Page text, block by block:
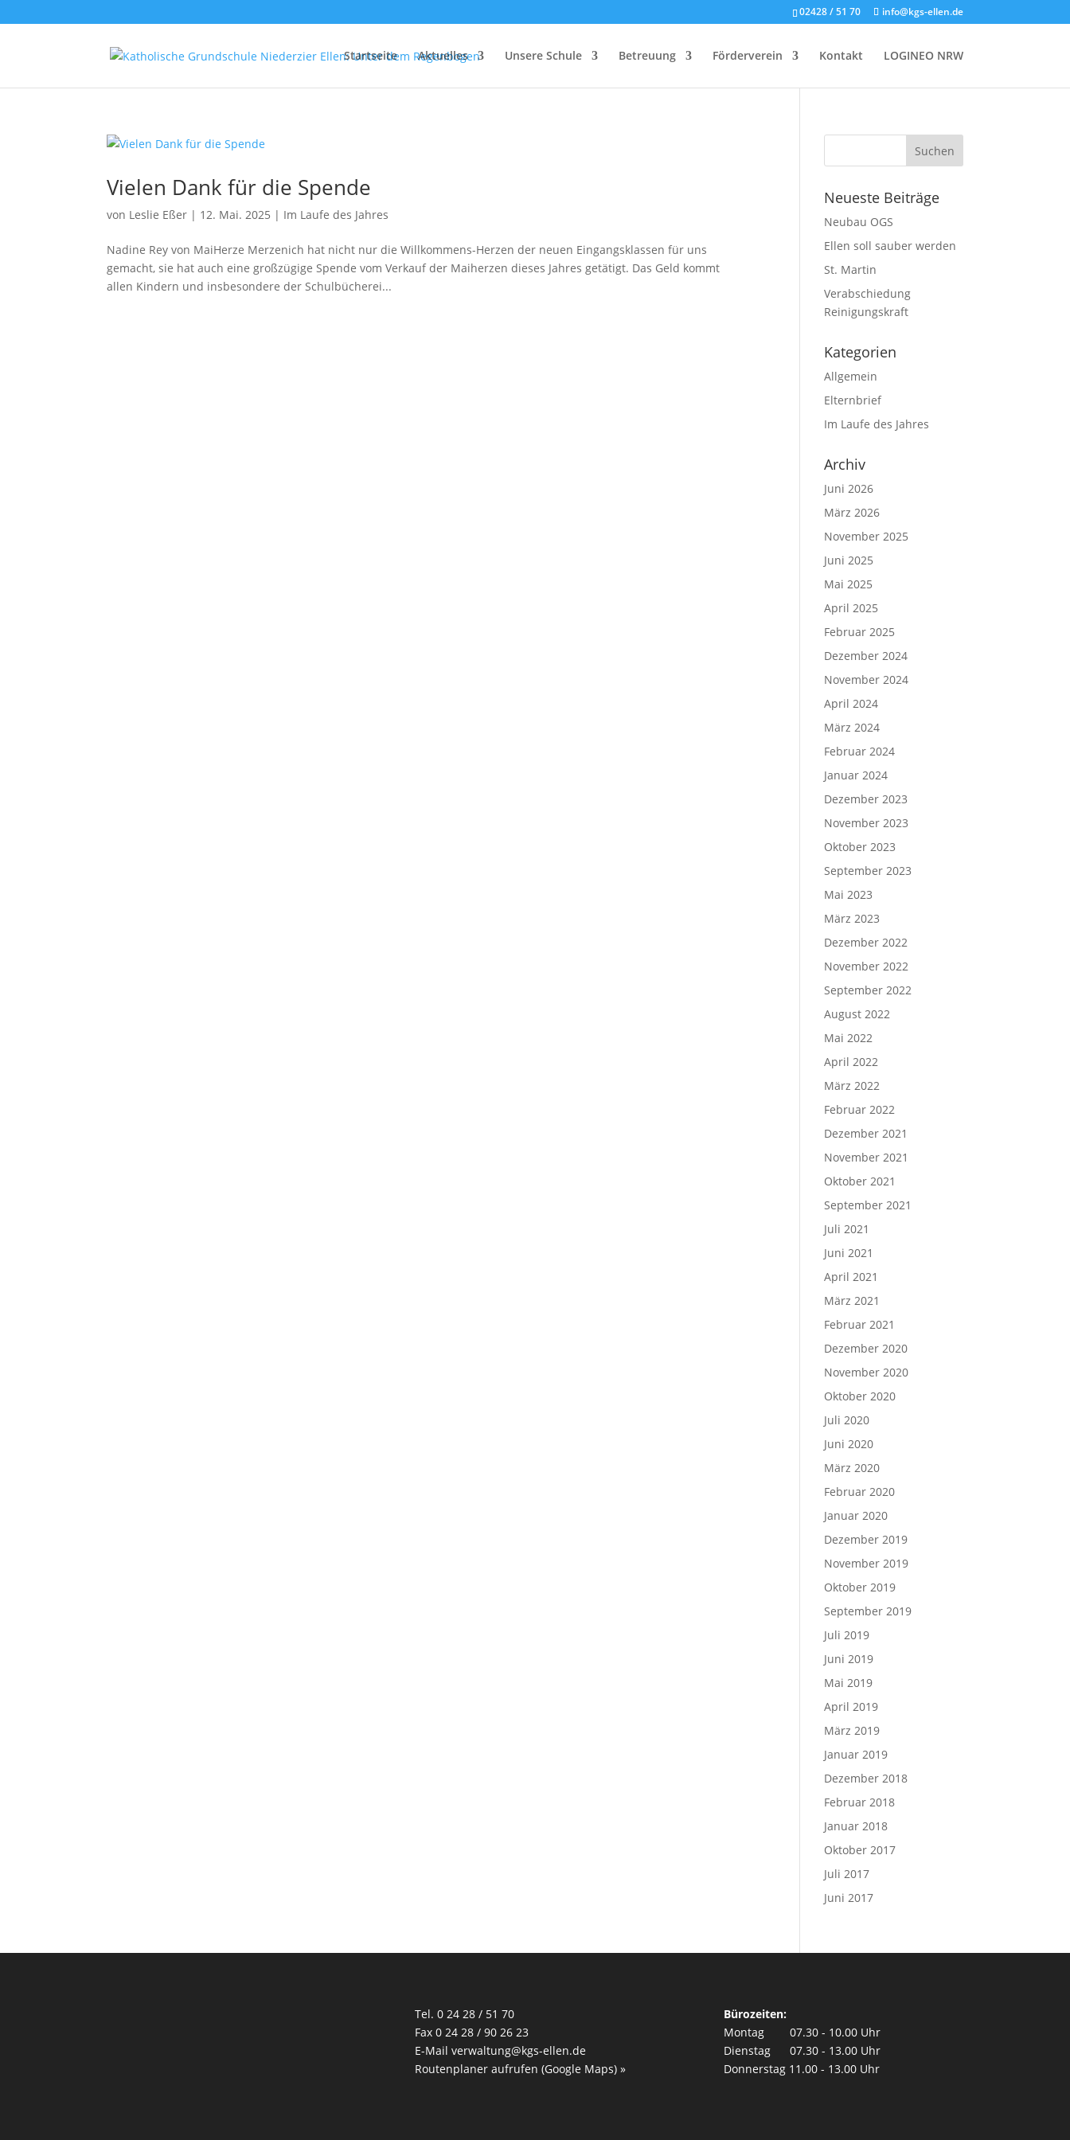
02428 / 51 70 info@kgs-ellen.de
Startseite Aktuelles Unsere Schule Betreuung Förderverein Kontakt LOGINEO NRW
Vielen Dank für die Spende
von Leslie Eßer | 12. Mai. 2025 | Im Laufe des Jahres
Nadine Rey von MaiHerze Merzenich hat nicht nur die Willkommens-Herzen der neuen Eingangsklassen für uns
gemacht, sie hat auch eine großzügige Spende vom Verkauf der Maiherzen dieses Jahres getätigt. Das Geld kommt
allen Kindern und insbesondere der Schulbücherei...
Neueste Beiträge
Neubau OGS
Ellen soll sauber werden
St. Martin
Verabschiedung
Reinigungskraft
Kategorien
Allgemein
Elternbrief
Im Laufe des Jahres
Archiv
Juni 2026
März 2026
November 2025
Juni 2025
Mai 2025
April 2025
Februar 2025
Dezember 2024
November 2024
April 2024
März 2024
Februar 2024
Januar 2024
Dezember 2023
November 2023
Oktober 2023
September 2023
Mai 2023
März 2023
Dezember 2022
November 2022
September 2022
August 2022
Mai 2022
April 2022
März 2022
Februar 2022
Dezember 2021
November 2021
Oktober 2021
September 2021
Juli 2021
Juni 2021
April 2021
März 2021
Februar 2021
Dezember 2020
November 2020
Oktober 2020
Juli 2020
Juni 2020
März 2020
Februar 2020
Januar 2020
Dezember 2019
November 2019
Oktober 2019
September 2019
Juli 2019
Juni 2019
Mai 2019
April 2019
März 2019
Januar 2019
Dezember 2018
Februar 2018
Januar 2018
Oktober 2017
Juli 2017
Juni 2017
Tel. 0 24 28 / 51 70
Fax 0 24 28 / 90 26 23
E-Mailverwaltung@kgs-ellen.de
Routenplaner aufrufen (Google Maps) »
Bürozeiten:
Montag 07.30 - 10.00 Uhr
Dienstag 07.30 - 13.00 Uhr
Donnerstag 11.00 - 13.00 Uhr